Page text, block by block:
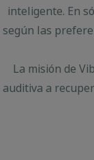
inteligente. En
según las
La misión de
auditiva a